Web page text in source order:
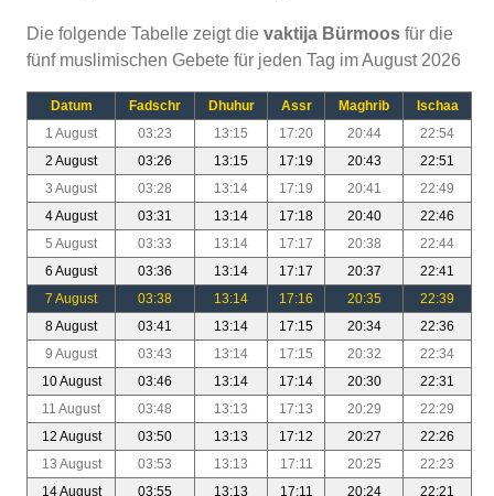
Die folgende Tabelle zeigt die vaktija Bürmoos für die
fünf muslimischen Gebete für jeden Tag im August 2026
Datum Fadschr Dhuhur Assr Maghrib
Ischaa
1 August
03:23 13:15 17:20 20:44
22:54
2 August
03:26 13:15 17:19 20:43
22:51
3 August
03:28 13:14 17:19 20:41
22:49
4 August
03:31 13:14 17:18 20:40
22:46
5 August
03:33 13:14 17:17 20:38
22:44
6 August
03:36 13:14 17:17 20:37
22:41
7 August
03:38 13:14 17:16 20:35
22:39
8 August
03:41 13:14 17:15 20:34
22:36
9 August
03:43 13:14 17:15 20:32
22:34
10 August
03:46 13:14 17:14 20:30
22:31
11 August
03:48 13:13 17:13 20:29
22:29
12 August
03:50 13:13 17:12 20:27
22:26
13 August
03:53 13:13 17:11 20:25
22:23
14 August
03:55 13:13 17:11 20:24 22:21